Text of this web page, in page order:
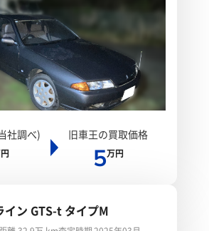
社調べ) 旧車王の買取価格
5万円
イン GTS-t タイプM